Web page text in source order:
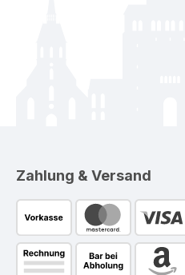
Zahlung & Versand